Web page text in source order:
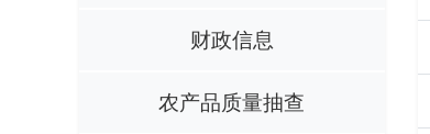
财政信息
农产品质量抽查